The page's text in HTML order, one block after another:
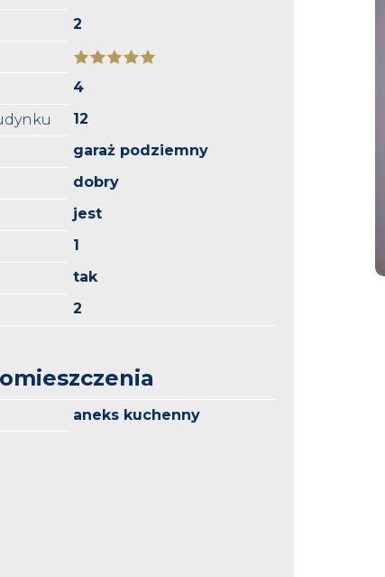
2
4
12
garaż podziemny
dobry
jest
1
tak
2
aneks kuchenny